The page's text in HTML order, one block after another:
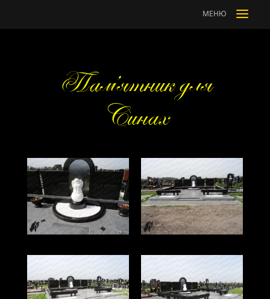
МЕНЮ a
Пам’ятник для
Синах